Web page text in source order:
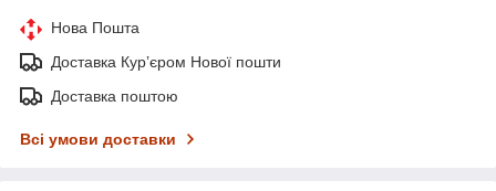
Нова Пошта
Доставка Курʼєром Нової пошти
Доставка поштою
Всі умови доставки